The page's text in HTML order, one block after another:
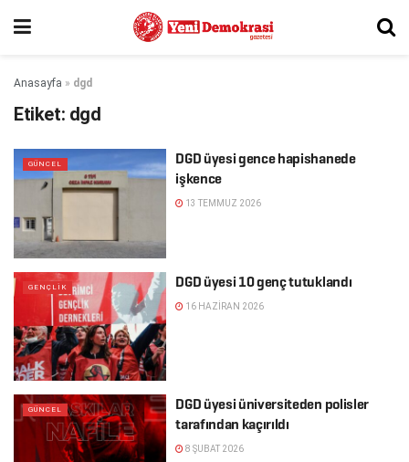
Anasayfa » dgd
Etiket: dgd
GÜNCEL
DGD üyesi gence hapishanede
işkence
13 TEMMUZ 2026
GENÇLIK DGD üyesi 10 genç tutuklandı
16 HAZIRAN 2026
GÜNCEL
DGD üyesi üniversiteden polisler
tarafından kaçırıldı
8 ŞUBAT 2026